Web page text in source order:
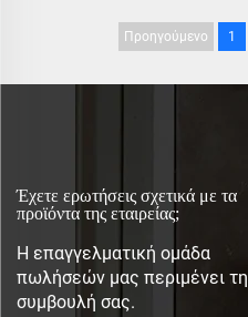
Προηγούμενο 1
Έχετε ερωτήσεις σχετικά με τα
προϊόντα της εταιρείας;
Η επαγγελματική ομάδα
πωλήσεών μας περιμένει τη
συμβουλή σας.